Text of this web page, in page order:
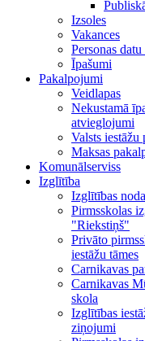
Izsoles
Vakances
Personas
Īpašumi
Pakalpojumi
Veidlapas
Nekustamā
atvieglojumi
Valsts
Maksas
Komunālserviss
Izglītība
Izglītības
Pirmsskolas
"Riekstiņš"
Privāto
iestāžu tāmes
Carnikavas
Carnikavas
skola
Izglītības
ziņojumi